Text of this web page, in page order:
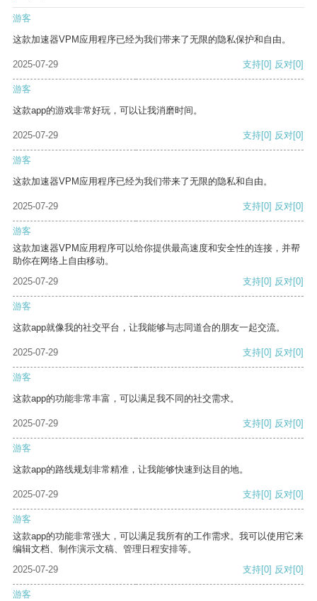
游客
这款加速器VPM应用程序已经为我们带来了无限的隐私保护和自由。
2025-07-29 支持[0] 反对[0]
游客
这款app的游戏非常好玩，可以让我消磨时间。
2025-07-29 支持[0] 反对[0]
游客
这款加速器VPM应用程序已经为我们带来了无限的隐私和自由。
2025-07-29 支持[0] 反对[0]
游客
这款加速器VPM应用程序可以给你提供最高速度和安全性的连接，并帮
助你在网络上自由移动。
2025-07-29
支持[0] 反对[0]
游客
这款app就像我的社交平台，让我能够与志同道合的朋友一起交流。
2025-07-29 支持[0] 反对[0]
游客
这款app的功能非常丰富，可以满足我不同的社交需求。
2025-07-29 支持[0] 反对[0]
游客
这款app的路线规划非常精准，让我能够快速到达目的地。
2025-07-29 支持[0] 反对[0]
游客
这款app的功能非常强大，可以满足我所有的工作需求。我可以使用它来
编辑文档、制作演示文稿、管理日程安排等。
2025-07-29
支持[0] 反对[0]
游客